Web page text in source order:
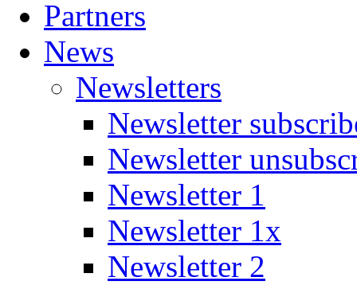
Partners
News
Newsletters
Newsletter
Newsletter
Newsletter 1
Newsletter 1x
Newsletter 2